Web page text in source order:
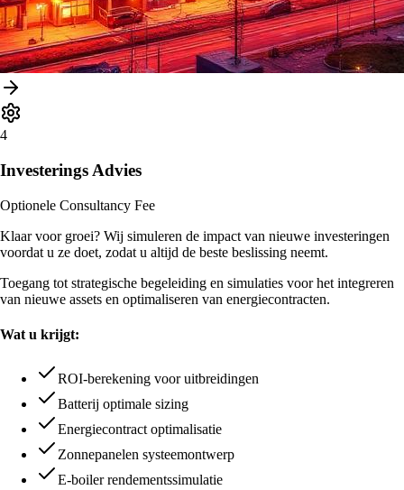
4
Investerings Advies
Optionele Consultancy Fee
Klaar voor groei? Wij simuleren de impact van nieuwe investeringen
voordat u ze doet, zodat u altijd de beste beslissing neemt.
Toegang tot strategische begeleiding en simulaties voor het integreren
van nieuwe assets en optimaliseren van energiecontracten.
Wat u krijgt:
ROI-berekening voor uitbreidingen
Batterij optimale sizing
Energiecontract optimalisatie
Zonnepanelen systeemontwerp
E-boiler rendementssimulatie